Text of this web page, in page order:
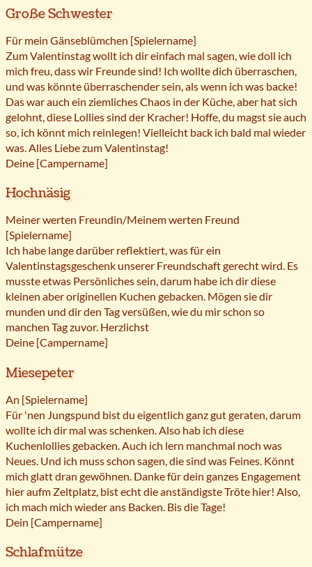
Große Schwester
Für mein Gänseblümchen [Spielername]
Zum Valentinstag wollt ich dir einfach mal sagen, wie doll ich
mich freu, dass wir Freunde sind! Ich wollte dich überraschen,
und was könnte überraschender sein, als wenn ich was backe!
Das war auch ein ziemliches Chaos in der Küche, aber hat sich
gelohnt, diese Lollies sind der Kracher! Hoffe, du magst sie auch
so, ich könnt mich reinlegen! Vielleicht back ich bald mal wieder
was. Alles Liebe zum Valentinstag!
Deine [Campername]
Hochnäsig
Meiner werten Freundin/Meinem werten Freund
[Spielername]
Ich habe lange darüber reflektiert, was für ein
Valentinstagsgeschenk unserer Freundschaft gerecht wird. Es
musste etwas Persönliches sein, darum habe ich dir diese
kleinen aber originellen Kuchen gebacken. Mögen sie dir
munden und dir den Tag versüßen, wie du mir schon so
manchen Tag zuvor. Herzlichst
Deine [Campername]
Miesepeter
An [Spielername]
Für 'nen Jungspund bist du eigentlich ganz gut geraten, darum
wollte ich dir mal was schenken. Also hab ich diese
Kuchenlollies gebacken. Auch ich lern manchmal noch was
Neues. Und ich muss schon sagen, die sind was Feines. Könnt
mich glatt dran gewöhnen. Danke für dein ganzes Engagement
hier aufm Zeltplatz, bist echt die anständigste Tröte hier! Also,
ich mach mich wieder ans Backen. Bis die Tage!
Dein [Campername]
Schlafmütze